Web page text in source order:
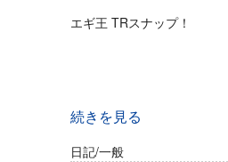
エギ王 TRスナップ！
続きを見る
日記/一般